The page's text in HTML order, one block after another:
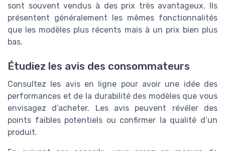
sont souvent vendus à des prix très avantageux. Ils
présentent généralement les mêmes fonctionnalités
que les modèles plus récents mais à un prix bien plus
bas.
Étudiez les avis des consommateurs
Consultez les avis en ligne pour avoir une idée des
performances et de la durabilité des modèles que vous
envisagez d’acheter. Les avis peuvent révéler des
points faibles potentiels ou confirmer la qualité d’un
produit.